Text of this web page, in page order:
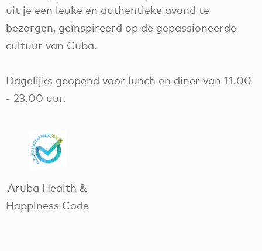
uit je een leuke en authentieke avond te
bezorgen, geïnspireerd op de gepassioneerde
cultuur van Cuba.
Dagelijks geopend voor lunch en diner van 11.00
- 23.00 uur.
Aruba Health &
Happiness Code